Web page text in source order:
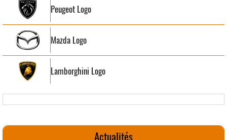
Peugeot Logo
Mazda Logo
Lamborghini Logo
Actualités